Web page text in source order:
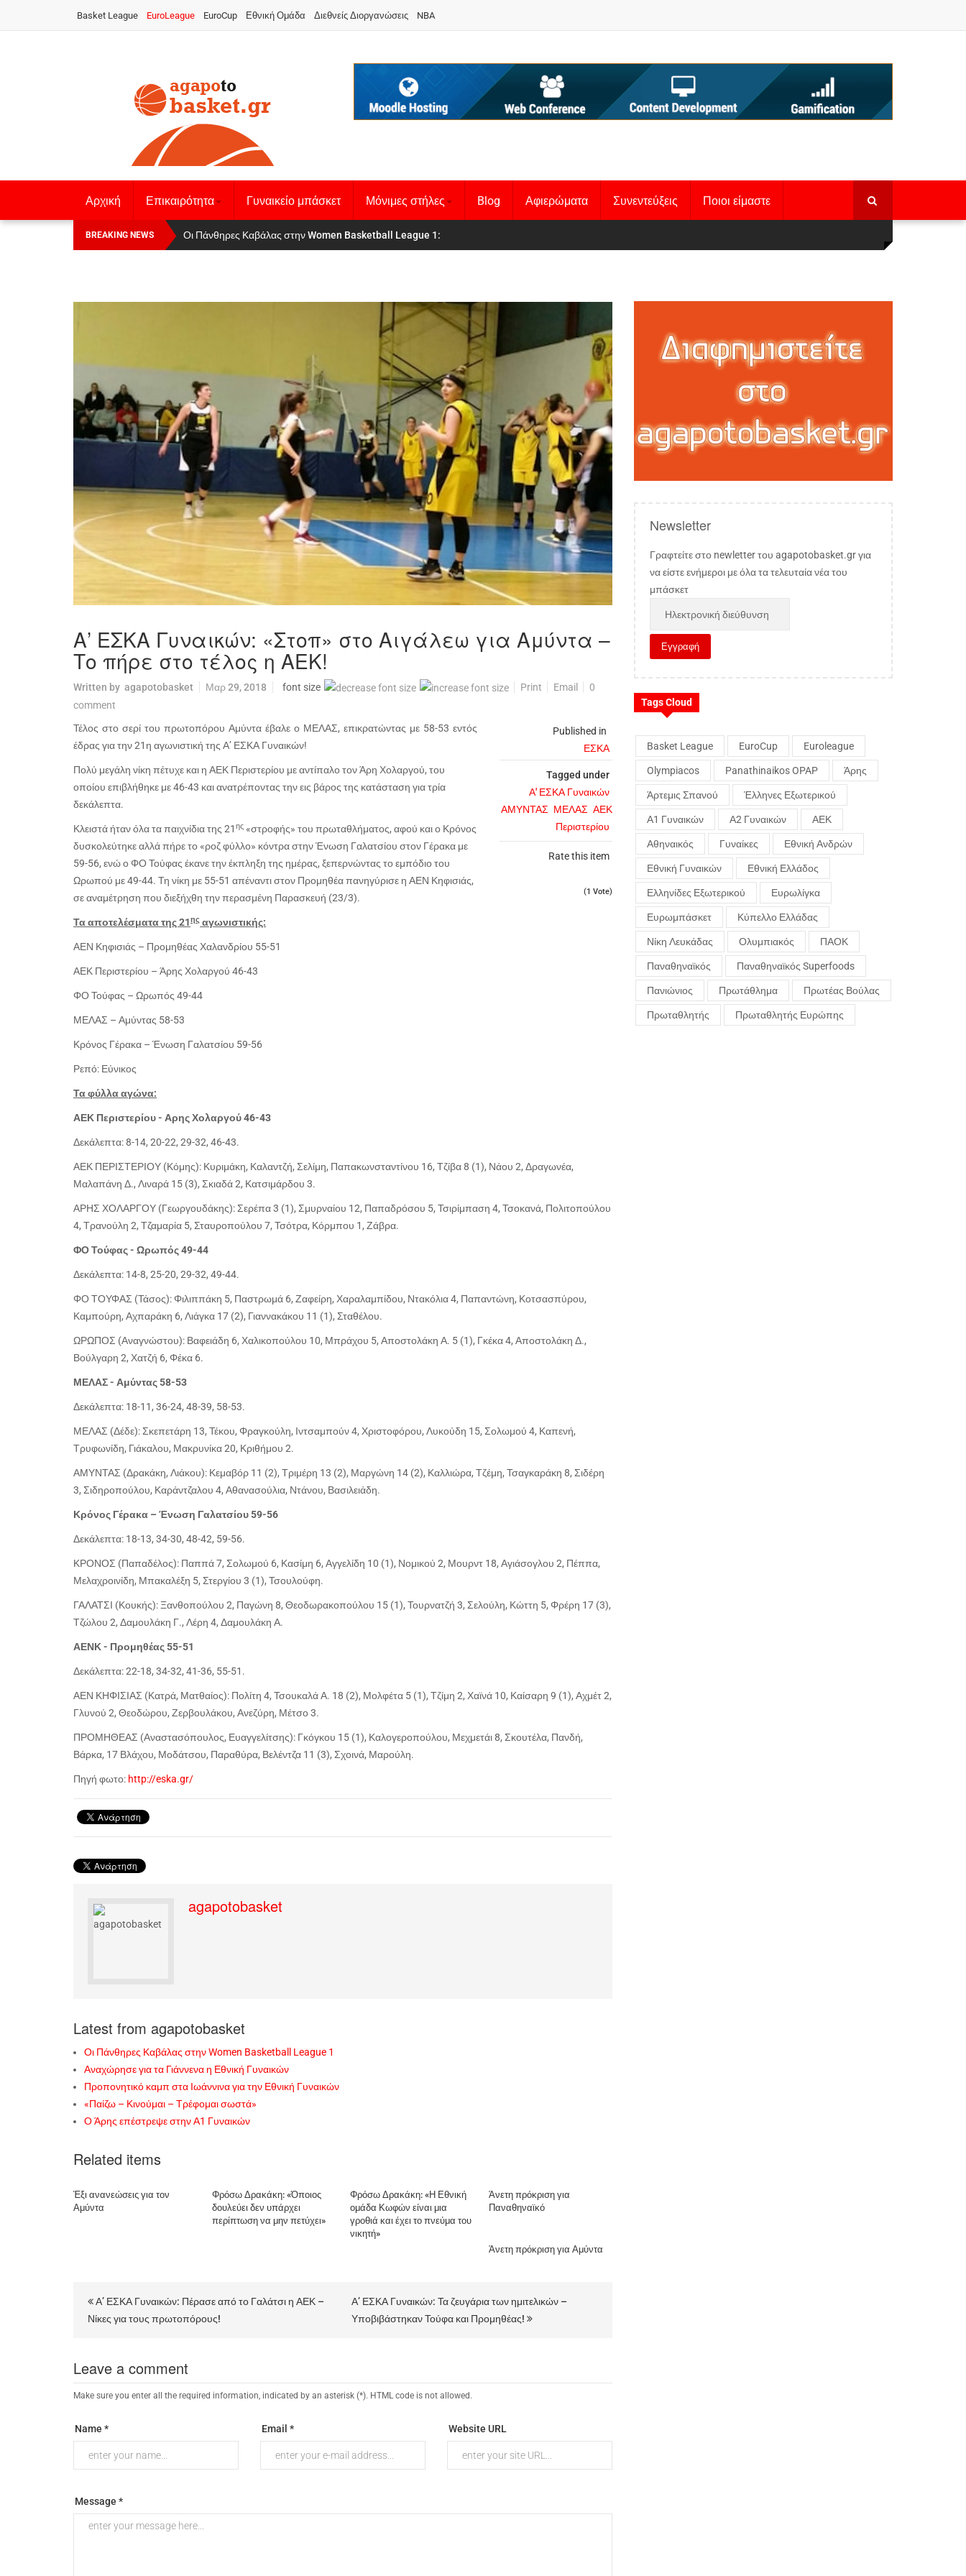
Basket League EuroLeague EuroCup Εθνική Ομάδα Διεθνείς Διοργανώσεις NBA
Αρχική Επικαιρότητα Γυναικείο μπάσκετ Μόνιμες στήλες Blog Αφιερώματα Συνεντεύξεις Ποιοι είμαστε
BREAKING NEWS Οι Πάνθηρες Καβάλας στην Women Basketball League 1
Αναχώρησε για τα Γιάννενα η Εθνική Γυναικών
Α’ ΕΣΚΑ Γυναικών: «Στοπ» στο Αιγάλεω για Αμύντα –
Το πήρε στο τέλος η ΑΕΚ!
Written by agapotobasket Μαρ 29, 2018 font size Print Email
0
comment
Published in
ΕΣΚΑ
Tagged under
Α' ΕΣΚΑ Γυναικών
ΑΜΥΝΤΑΣ ΜΕΛΑΣ ΑΕΚ
Περιστερίου
Rate this item
(1 Vote)
Τέλος στο σερί του πρωτοπόρου Αμύντα έβαλε ο ΜΕΛΑΣ, επικρατώντας με 58-53 εντός
έδρας για την 21η αγωνιστική της Α’ ΕΣΚΑ Γυναικών!
Πολύ μεγάλη νίκη πέτυχε και η ΑΕΚ Περιστερίου με αντίπαλο τον Άρη Χολαργού, του
οποίου επιβλήθηκε με 46-43 και ανατρέποντας την εις βάρος της κατάσταση για τρία
δεκάλεπτα.
Κλειστά ήταν όλα τα παιχνίδια της 21 ης «στροφής» του πρωταθλήματος, αφού και ο Κρόνος
δυσκολεύτηκε αλλά πήρε το «ροζ φύλλο» κόντρα στην Ένωση Γαλατσίου στον Γέρακα με
59-56, ενώ ο ΦΟ Τούφας έκανε την έκπληξη της ημέρας, ξεπερνώντας το εμπόδιο του
Ωρωπού με 49-44. Τη νίκη με 55-51 απέναντι στον Προμηθέα πανηγύρισε η ΑΕΝ Κηφισιάς,
σε αναμέτρηση που διεξήχθη την περασμένη Παρασκευή (23/3).
Τα αποτελέσματα της 21ης αγωνιστικής:
ΑΕΝ Κηφισιάς – Προμηθέας Χαλανδρίου 55-51
ΑΕΚ Περιστερίου – Άρης Χολαργού 46-43
ΦΟ Τούφας – Ωρωπός 49-44
ΜΕΛΑΣ – Αμύντας 58-53
Κρόνος Γέρακα – Ένωση Γαλατσίου 59-56
Ρεπό: Εύνικος
Τα φύλλα αγώνα:
ΑΕΚ Περιστερίου - Αρης Χολαργού 46-43
Δεκάλεπτα: 8-14, 20-22, 29-32, 46-43.
ΑΕΚ ΠΕΡΙΣΤΕΡΙΟΥ (Κόμης): Κυριμάκη, Καλαντζή, Σελίμη, Παπακωνσταντίνου 16, Τζίβα 8 (1), Νάου 2, Δραγωνέα,
Μαλαπάνη Δ., Λιναρά 15 (3), Σκιαδά 2, Κατσιμάρδου 3.
ΑΡΗΣ ΧΟΛΑΡΓΟΥ (Γεωργουδάκης): Σερέπα 3 (1), Σμυρναίου 12, Παπαδρόσου 5, Τσιρίμπαση 4, Τσοκανά, Πολιτοπούλου
4, Τρανούλη 2, Τζαμαρία 5, Σταυροπούλου 7, Τσότρα, Κόρμπου 1, Ζάβρα.
ΦΟ Τούφας - Ωρωπός 49-44
Δεκάλεπτα: 14-8, 25-20, 29-32, 49-44.
ΦΟ ΤΟΥΦΑΣ (Τάσος): Φιλιππάκη 5, Παστρωμά 6, Ζαφείρη, Χαραλαμπίδου, Ντακόλια 4, Παπαντώνη, Κοτσασπύρου,
Καμπούρη, Αχπαράκη 6, Λιάγκα 17 (2), Γιαννακάκου 11 (1), Σταθέλου.
ΩΡΩΠΟΣ (Αναγνώστου): Βαφειάδη 6, Χαλικοπούλου 10, Μπράχου 5, Αποστολάκη Α. 5 (1), Γκέκα 4, Αποστολάκη Δ.,
Βούλγαρη 2, Χατζή 6, Φέκα 6.
ΜΕΛΑΣ - Αμύντας 58-53
Δεκάλεπτα: 18-11, 36-24, 48-39, 58-53.
ΜΕΛΑΣ (Δέδε): Σκεπετάρη 13, Τέκου, Φραγκούλη, Ιντσαμπούν 4, Χριστοφόρου, Λυκούδη 15, Σολωμού 4, Καπενή,
Τρυφωνίδη, Γιάκαλου, Μακρυνίκα 20, Κριθήμου 2.
ΑΜΥΝΤΑΣ (Δρακάκη, Λιάκου): Κεμαβόρ 11 (2), Τριμέρη 13 (2), Μαργώνη 14 (2), Καλλιώρα, Τζέμη, Τσαγκαράκη 8, Σιδέρη
3, Σιδηροπούλου, Καράντζαλου 4, Αθανασούλια, Ντάνου, Βασιλειάδη.
Κρόνος Γέρακα – Ένωση Γαλατσίου 59-56
Δεκάλεπτα: 18-13, 34-30, 48-42, 59-56.
ΚΡΟΝΟΣ (Παπαδέλος): Παππά 7, Σολωμού 6, Κασίμη 6, Αγγελίδη 10 (1), Νομικού 2, Μουρντ 18, Αγιάσογλου 2, Πέππα,
Μελαχροινίδη, Μπακαλέξη 5, Στεργίου 3 (1), Τσουλούφη.
ΓΑΛΑΤΣΙ (Κουκής): Ξανθοπούλου 2, Παγώνη 8, Θεοδωρακοπούλου 15 (1), Τουρνατζή 3, Σελούλη, Κώττη 5, Φρέρη 17 (3),
Τζώλου 2, Δαμουλάκη Γ., Λέρη 4, Δαμουλάκη Α.
ΑΕΝΚ - Προμηθέας 55-51
Δεκάλεπτα: 22-18, 34-32, 41-36, 55-51.
ΑΕΝ ΚΗΦΙΣΙΑΣ (Κατρά, Ματθαίος): Πολίτη 4, Τσουκαλά Α. 18 (2), Μολφέτα 5 (1), Τζίμη 2, Χαϊνά 10, Καίσαρη 9 (1), Αχμέτ 2,
Γλυνού 2, Θεοδώρου, Ζερβουλάκου, Ανεζύρη, Μέτσο 3.
ΠΡΟΜΗΘΕΑΣ (Αναστασόπουλος, Ευαγγελίτσης): Γκόγκου 15 (1), Καλογεροπούλου, Μεχμετάι 8, Σκουτέλα, Πανδή,
Βάρκα, 17 Βλάχου, Μοδάτσου, Παραθύρα, Βελέντζα 11 (3), Σχοινά, Μαρούλη.
Πηγή φωτο: http://eska.gr/
agapotobasket
Latest from agapotobasket
Οι Πάνθηρες Καβάλας στην Women Basketball League 1
Αναχώρησε για τα Γιάννενα η Εθνική Γυναικών
Προπονητικό καμπ στα Ιωάννινα για την Εθνική Γυναικών
«Παίζω – Κινούμαι – Τρέφομαι σωστά»
Ο Άρης επέστρεψε στην Α1 Γυναικών
Related items
Έξι ανανεώσεις για τον
Αμύντα
Φρόσω Δρακάκη: «Όποιος
δουλεύει δεν υπάρχει
περίπτωση να μην πετύχει»
Φρόσω Δρακάκη: «Η Εθνική
ομάδα Κωφών είναι μια
γροθιά και έχει το πνεύμα του
νικητή»
Άνετη πρόκριση για
Παναθηναϊκό
Άνετη πρόκριση για Αμύντα
Α’ ΕΣΚΑ Γυναικών: Πέρασε από το Γαλάτσι η ΑΕΚ –
Νίκες για τους πρωτοπόρους!
Α’ ΕΣΚΑ Γυναικών: Τα ζευγάρια των ημιτελικών –
Υποβιβάστηκαν Τούφα και Προμηθέας!
Leave a comment
Make sure you enter all the required information, indicated by an asterisk (*). HTML code is not allowed.
Name * Email * Website URL
Message *
Newsletter
Γραφτείτε στο newletter του agapotobasket.gr για
να είστε ενήμεροι με όλα τα τελευταία νέα του
μπάσκετ
Tags Cloud
Basket League EuroCup Euroleague
Olympiacos Panathinaikos OPAP Άρης
Άρτεμις Σπανού Έλληνες Εξωτερικού
Α1 Γυναικών Α2 Γυναικών ΑΕΚ
Αθηναικός Γυναίκες Εθνική Ανδρών
Εθνική Γυναικών Εθνική Ελλάδος
Ελληνίδες Εξωτερικού Ευρωλίγκα
Ευρωμπάσκετ Κύπελλο Ελλάδας
Νίκη Λευκάδας Ολυμπιακός ΠΑΟΚ
Παναθηναϊκός Παναθηναϊκός Superfoods
Πανιώνιος Πρωτάθλημα Πρωτέας Βούλας
Πρωταθλητής Πρωταθλητής Ευρώπης